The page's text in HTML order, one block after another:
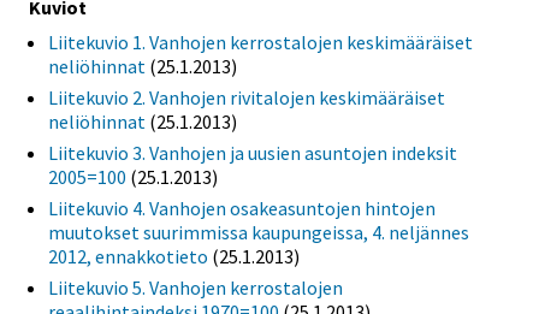
Kuviot
Liitekuvio 1. Vanhojen kerrostalojen keskimääräiset
neliöhinnat (25.1.2013)
Liitekuvio 2. Vanhojen rivitalojen keskimääräiset
neliöhinnat (25.1.2013)
Liitekuvio 3. Vanhojen ja uusien asuntojen indeksit
2005=100 (25.1.2013)
Liitekuvio 4. Vanhojen osakeasuntojen hintojen
muutokset suurimmissa kaupungeissa, 4. neljännes
2012, ennakkotieto (25.1.2013)
Liitekuvio 5. Vanhojen kerrostalojen